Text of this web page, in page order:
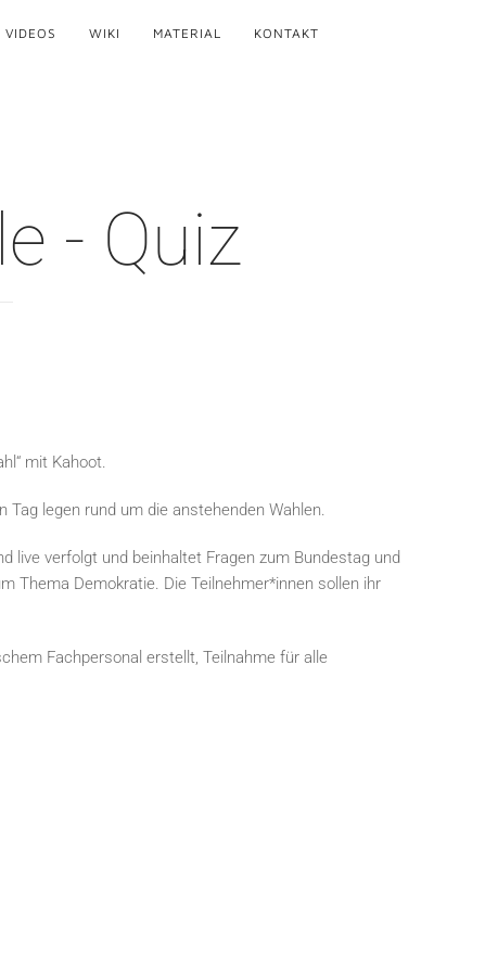
VIDEOS WIKI MATERIAL KONTAKT
- Quiz
mit Kahoot.
Tag legen rund um die anstehenden Wahlen.
live verfolgt und beinhaltet Fragen zum Bundestag und
Thema Demokratie. Die Teilnehmer*innen sollen ihr
Fachpersonal erstellt, Teilnahme für alle